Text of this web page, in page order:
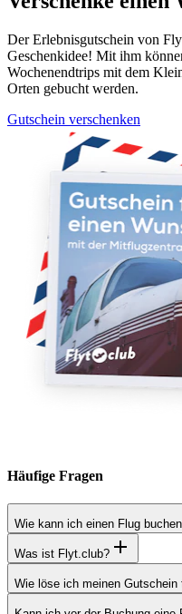
Der Erlebnisgutschein von
Geschenkidee! Mit ihm
Wochenendtrips mit dem
Orten gebucht werden.
Gutschein verschenken
Häufige Fragen
Wie kann ich einen Flug
Was ist Flyt.club?
Wie löse ich meinen Gutschein